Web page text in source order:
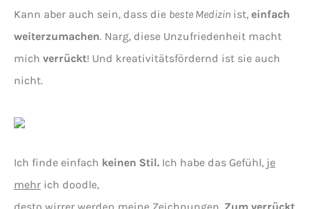
Kann aber auch sein, dass die beste Medizin ist, einfach
weiterzumachen. Narg, diese Unzufriedenheit macht
mich verrückt! Und kreativitätsfördernd ist sie auch
nicht.
Ich finde einfach keinen Stil. Ich habe das Gefühl, je
mehr ich doodle,